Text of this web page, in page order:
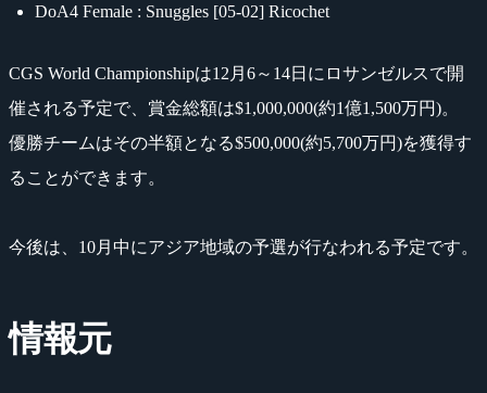
DoA4 Female : Snuggles [05-02] Ricochet
CGS World Championshipは12月6～14日にロサンゼルスで開
催される予定で、賞金総額は$1,000,000(約1億1,500万円)。
優勝チームはその半額となる$500,000(約5,700万円)を獲得す
ることができます。
今後は、10月中にアジア地域の予選が行なわれる予定です。
情報元